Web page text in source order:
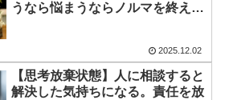
うなら悩まうならノルマを終えた
2025.12.02
【思考放棄状態】人に相談すると
解決した気持ちになる。責任を放